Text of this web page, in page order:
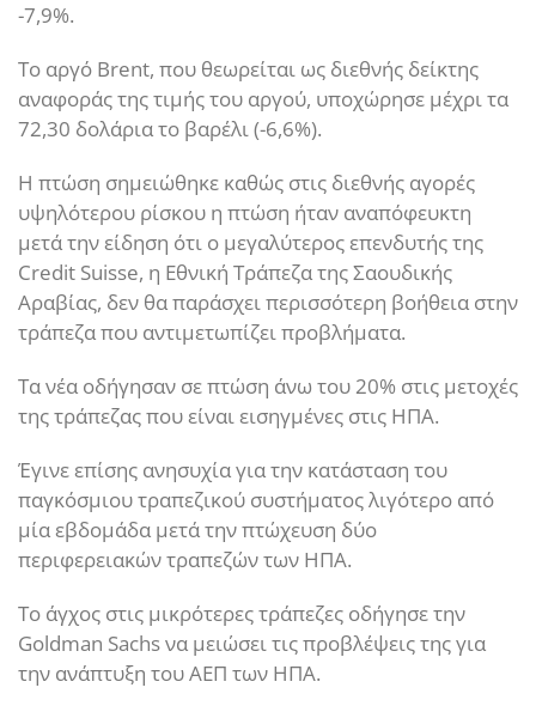
-7,9%.
Το αργό Brent, που θεωρείται ως διεθνής δείκτης
αναφοράς της τιμής του αργού, υποχώρησε μέχρι τα
72,30 δολάρια το βαρέλι (-6,6%).
Η πτώση σημειώθηκε καθώς στις διεθνής αγορές
υψηλότερου ρίσκου η πτώση ήταν αναπόφευκτη
μετά την είδηση ότι ο μεγαλύτερος επενδυτής της
Credit Suisse, η Εθνική Τράπεζα της Σαουδικής
Αραβίας, δεν θα παράσχει περισσότερη βοήθεια στην
τράπεζα που αντιμετωπίζει προβλήματα.
Τα νέα οδήγησαν σε πτώση άνω του 20% στις μετοχές
της τράπεζας που είναι εισηγμένες στις ΗΠΑ.
Έγινε επίσης ανησυχία για την κατάσταση του
παγκόσμιου τραπεζικού συστήματος λιγότερο από
μία εβδομάδα μετά την πτώχευση δύο
περιφερειακών τραπεζών των ΗΠΑ.
Το άγχος στις μικρότερες τράπεζες οδήγησε την
Goldman Sachs να μειώσει τις προβλέψεις της για
την ανάπτυξη του ΑΕΠ των ΗΠΑ.